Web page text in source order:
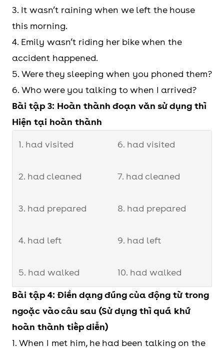
3. It wasn’t raining when we left the house
this morning.
4. Emily wasn’t riding her bike when the
accident happened.
5. Were they sleeping when you phoned them?
6. Who were you talking to when I arrived?
Bài tập 3: Hoàn thành đoạn văn sử dụng thì
Hiện tại hoàn thành
1. had visited
2. had cleaned
3. had prepared
4. had left
5. had walked
6. had visited
7. had cleaned
8. had prepared
9. had left
10. had walked
Bài tập 4: Điền dạng đúng của động từ trong
ngoặc vào câu sau (Sử dụng thì quá khứ
hoàn thành tiếp diễn)
1. When I met him, he had been talking on the